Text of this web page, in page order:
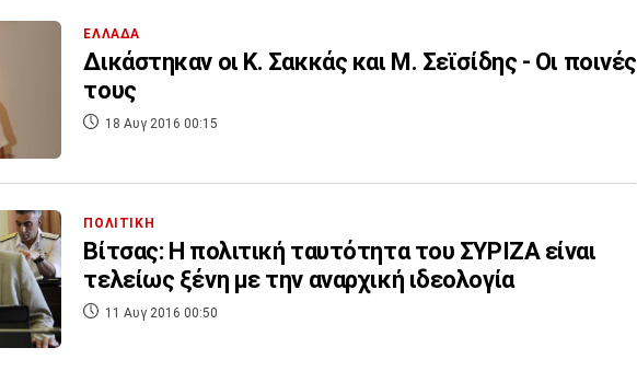
ΕΛΛΑΔΑ
Δικάστηκαν οι Κ. Σακκάς και Μ. Σεϊσίδης - Οι ποινές
τους
18 Αυγ 2016 00:15
ΠΟΛΙΤΙΚΗ
Βίτσας: Η πολιτική ταυτότητα του ΣΥΡΙΖΑ είναι
τελείως ξένη με την αναρχική ιδεολογία
11 Αυγ 2016 00:50